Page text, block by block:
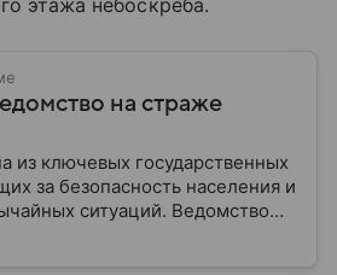
на страже
ключевых государственных
за безопасность населения и
ситуаций. Ведомство
в защите граждан от